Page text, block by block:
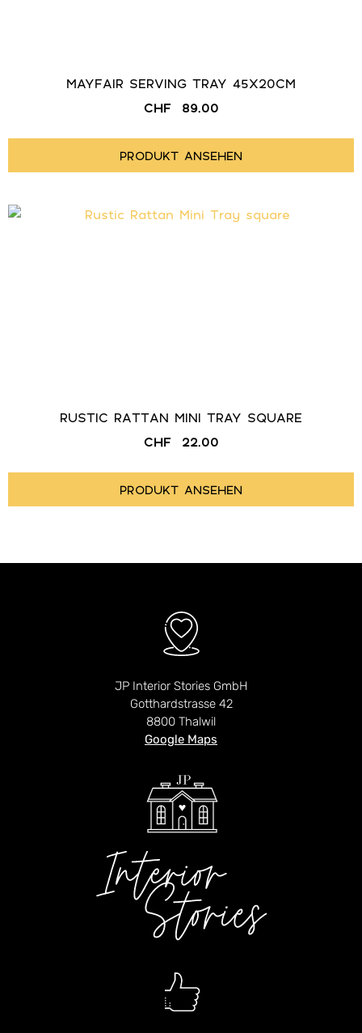
MAYFAIR SERVING TRAY 45X20CM
CHF
89.00
PRODUKT ANSEHEN
RUSTIC RATTAN MINI TRAY SQUARE
CHF
22.00
PRODUKT ANSEHEN
JP Interior Stories GmbH
Gotthardstrasse 42
8800 Thalwil
Google Maps